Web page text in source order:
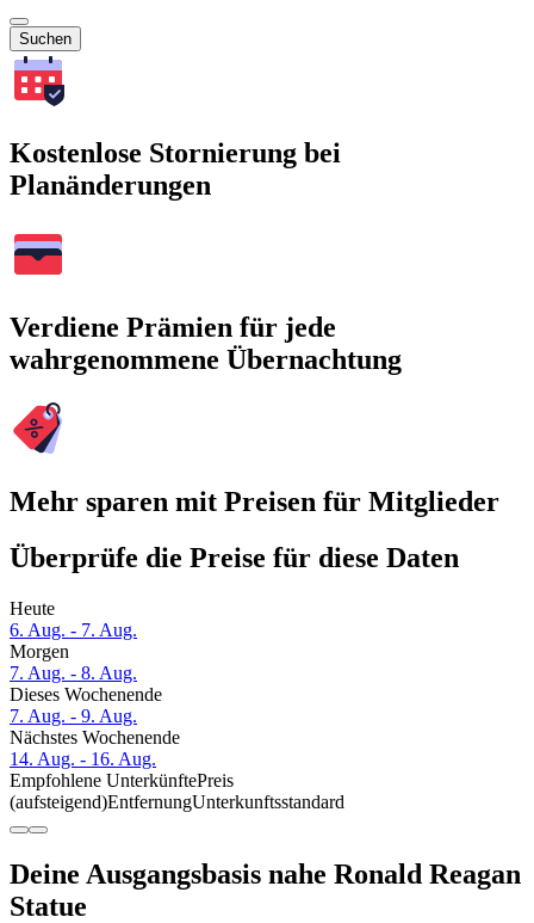
Suchen
Kostenlose Stornierung bei
Planänderungen
Verdiene Prämien für jede
wahrgenommene Übernachtung
Mehr sparen mit Preisen für Mitglieder
Überprüfe die Preise für diese Daten
Heute
6. Aug. - 7. Aug.
Morgen
7. Aug. - 8. Aug.
Dieses Wochenende
7. Aug. - 9. Aug.
Nächstes Wochenende
14. Aug. - 16. Aug.
Empfohlene UnterkünftePreis
(aufsteigend)EntfernungUnterkunftsstandard
Deine Ausgangsbasis nahe Ronald Reagan
Statue